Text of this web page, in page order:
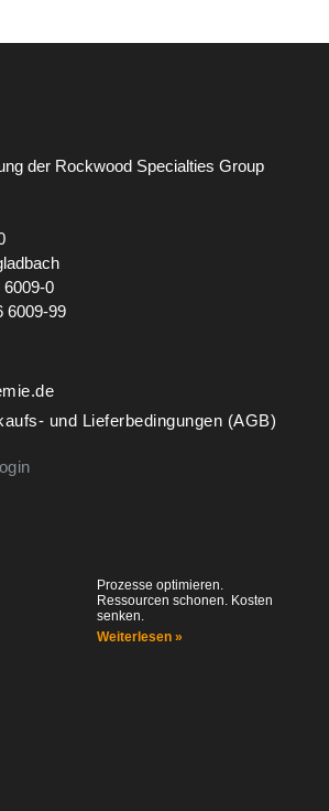
der Rockwood Specialties Group
6009-0
6009-99
und Lieferbedingungen (AGB)
Prozesse optimieren.
Ressourcen schonen. Kosten
senken.
Weiterlesen »